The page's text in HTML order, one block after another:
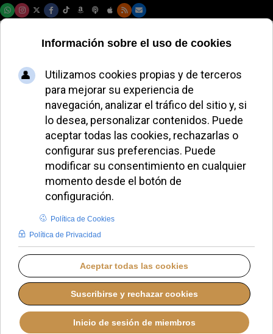
El Papa León XIV
pide diálogo entre
Estados Unidos y
Venezuela y
rechaza la violencia
como solución
ALMUDENA RODRIGO
PAPA LEÓN XIV
MIÉRCOLES, 05 NOVIEMBRE 2025 10:30